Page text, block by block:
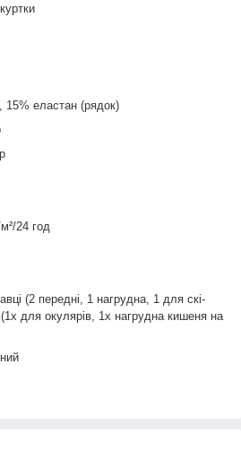
15% еластан (рядок)
24 год
(2 передні, 1 нагрудна, 1 для скі-
для окулярів, 1x нагрудна кишеня на